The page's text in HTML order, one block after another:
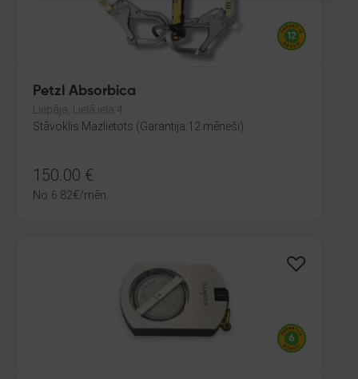
Petzl Absorbica
Liepāja, Lielā iela 4
Stāvoklis Mazlietots (Garantija 12 mēneši)
150.00 €
No 6.82€/mēn.